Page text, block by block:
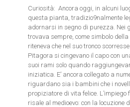
Curiosità: Ancora oggi, in alcuni
questa pianta, tradizio9nalmente
adornarsi in segno di purezza. Nei
trovava sempre, come simbolo della
riteneva che nel suo tronco
Pitagora si cingevano il capo con
suoi rami solo quando
iniziatica. E’ ancora collegato a
riguardano sia i bambini che i
propiziatore di vita felice. L’impiego
risale al medioevo: con la locuzione